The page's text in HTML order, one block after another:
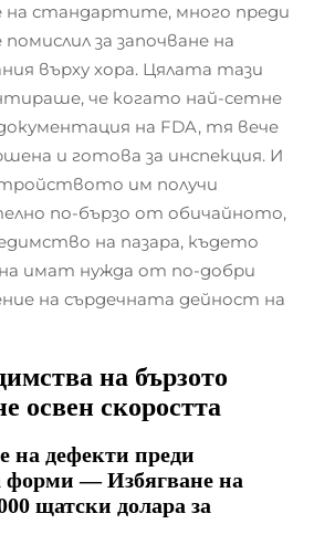
стандартите, много преди
за започване на
върху хора. Цялата тази
че когато най-сетне
на FDA, тя вече
и готова за инспекция. И
им получи
по-бързо от обичайното,
на пазара, където
имат нужда от по-добри
на сърдечната дейност на
на бързото
освен скоростта
на дефекти преди
форми — Избягване на
щатски долара за